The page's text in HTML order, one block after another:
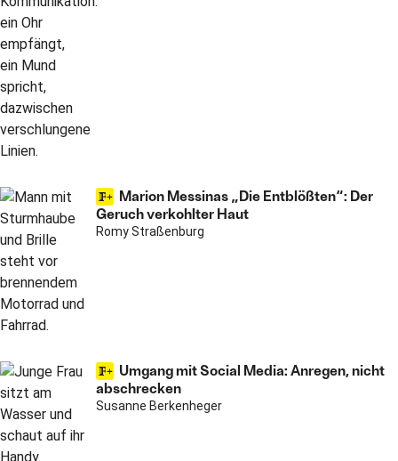
Marion Messinas „Die Entblößten“: Der
Geruch verkohlter Haut
Romy Straßenburg
Umgang mit Social Media: Anregen, nicht
abschrecken
Susanne Berkenheger